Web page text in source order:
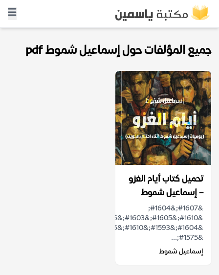
جميع المؤلفات حول إسماعيل شموط pdf
تحميل كتاب أيام الغزو
– إسماعيل شموط
&#1607;&#1604;
&#1575;...
إسماعيل شموط